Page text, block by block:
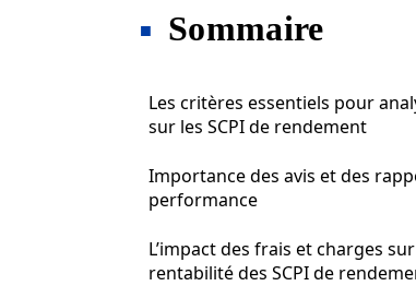
Sommaire
Les critères essentiels pour
sur les SCPI de rendement
Importance des avis et des
performance
L’impact des frais et charges
rentabilité des SCPI de